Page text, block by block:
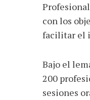
Facebook
con los
facilitar el
Bajo el
200
sesiones